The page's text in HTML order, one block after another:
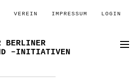
VEREIN IMPRESSUM LOGIN
BERLINER
–INITIATIVEN